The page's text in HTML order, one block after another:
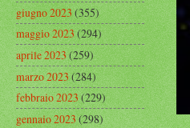
giugno 2023(355)
maggio 2023(294)
aprile 2023(259)
marzo 2023(284)
febbraio 2023(229)
gennaio 2023(298)